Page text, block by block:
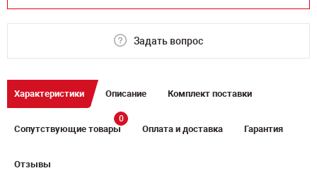
Задать вопрос
Характеристики Описание Комплект поставки
Сопутствующие товары
0
Оплата и доставка Гарантия
Отзывы